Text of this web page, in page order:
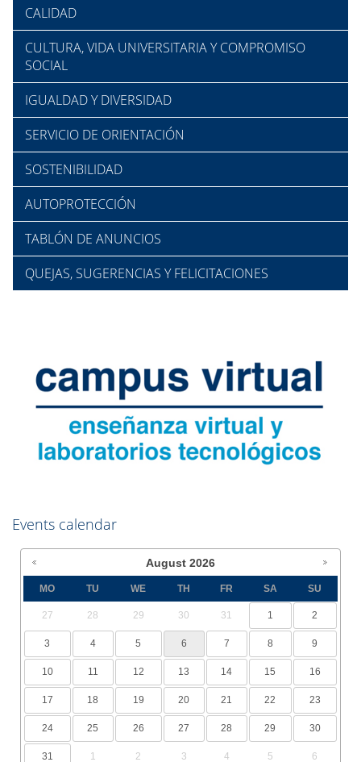
CALIDAD
CULTURA, VIDA UNIVERSITARIA Y COMPROMISO
SOCIAL
IGUALDAD Y DIVERSIDAD
SERVICIO DE ORIENTACIÓN
SOSTENIBILIDAD
AUTOPROTECCIÓN
TABLÓN DE ANUNCIOS
QUEJAS, SUGERENCIAS Y FELICITACIONES
Events calendar
August 2026
MO TU WE TH FR SA SU
27 28 29 30 31 1 2
3 4 5 6 7 8 9
10 11 12 13 14 15 16
17 18 19 20 21 22 23
24 25 26 27 28 29 30
31 1 2 3 4 5 6